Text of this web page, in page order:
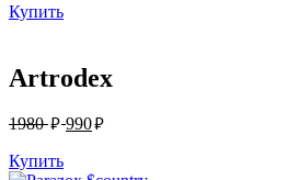
Купить
Artrodex
1980 руб. 990руб.
Купить